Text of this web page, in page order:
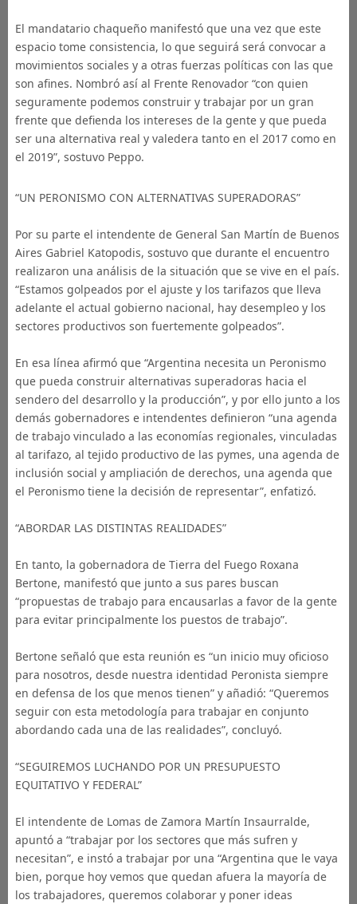
El mandatario chaqueño manifestó que una vez que este
espacio tome consistencia, lo que seguirá será convocar a
movimientos sociales y a otras fuerzas políticas con las que
son afines. Nombró así al Frente Renovador “con quien
seguramente podemos construir y trabajar por un gran
frente que defienda los intereses de la gente y que pueda
ser una alternativa real y valedera tanto en el 2017 como en
el 2019”, sostuvo Peppo.
“UN PERONISMO CON ALTERNATIVAS SUPERADORAS”
Por su parte el intendente de General San Martín de Buenos
Aires Gabriel Katopodis, sostuvo que durante el encuentro
realizaron una análisis de la situación que se vive en el país.
“Estamos golpeados por el ajuste y los tarifazos que lleva
adelante el actual gobierno nacional, hay desempleo y los
sectores productivos son fuertemente golpeados”.
En esa línea afirmó que “Argentina necesita un Peronismo
que pueda construir alternativas superadoras hacia el
sendero del desarrollo y la producción”, y por ello junto a los
demás gobernadores e intendentes definieron “una agenda
de trabajo vinculado a las economías regionales, vinculadas
al tarifazo, al tejido productivo de las pymes, una agenda de
inclusión social y ampliación de derechos, una agenda que
el Peronismo tiene la decisión de representar”, enfatizó.
“ABORDAR LAS DISTINTAS REALIDADES”
En tanto, la gobernadora de Tierra del Fuego Roxana
Bertone, manifestó que junto a sus pares buscan
“propuestas de trabajo para encausarlas a favor de la gente
para evitar principalmente los puestos de trabajo”.
Bertone señaló que esta reunión es “un inicio muy oficioso
para nosotros, desde nuestra identidad Peronista siempre
en defensa de los que menos tienen” y añadió: “Queremos
seguir con esta metodología para trabajar en conjunto
abordando cada una de las realidades”, concluyó.
“SEGUIREMOS LUCHANDO POR UN PRESUPUESTO
EQUITATIVO Y FEDERAL”
El intendente de Lomas de Zamora Martín Insaurralde,
apuntó a “trabajar por los sectores que más sufren y
necesitan”, e instó a trabajar por una “Argentina que le vaya
bien, porque hoy vemos que quedan afuera la mayoría de
los trabajadores, queremos colaborar y poner ideas